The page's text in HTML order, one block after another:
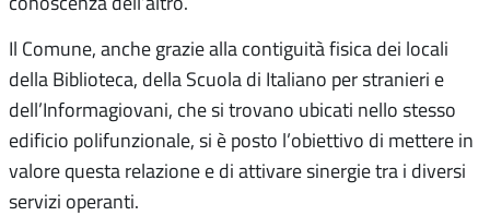
Il Comune, anche grazie alla contiguità fisica dei locali
della Biblioteca, della Scuola di Italiano per stranieri e
dell’Informagiovani, che si trovano ubicati nello stesso
edificio polifunzionale, si è posto l’obiettivo di mettere in
valore questa relazione e di attivare sinergie tra i diversi
servizi operanti.